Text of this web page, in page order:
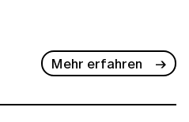
Mehr erfahren